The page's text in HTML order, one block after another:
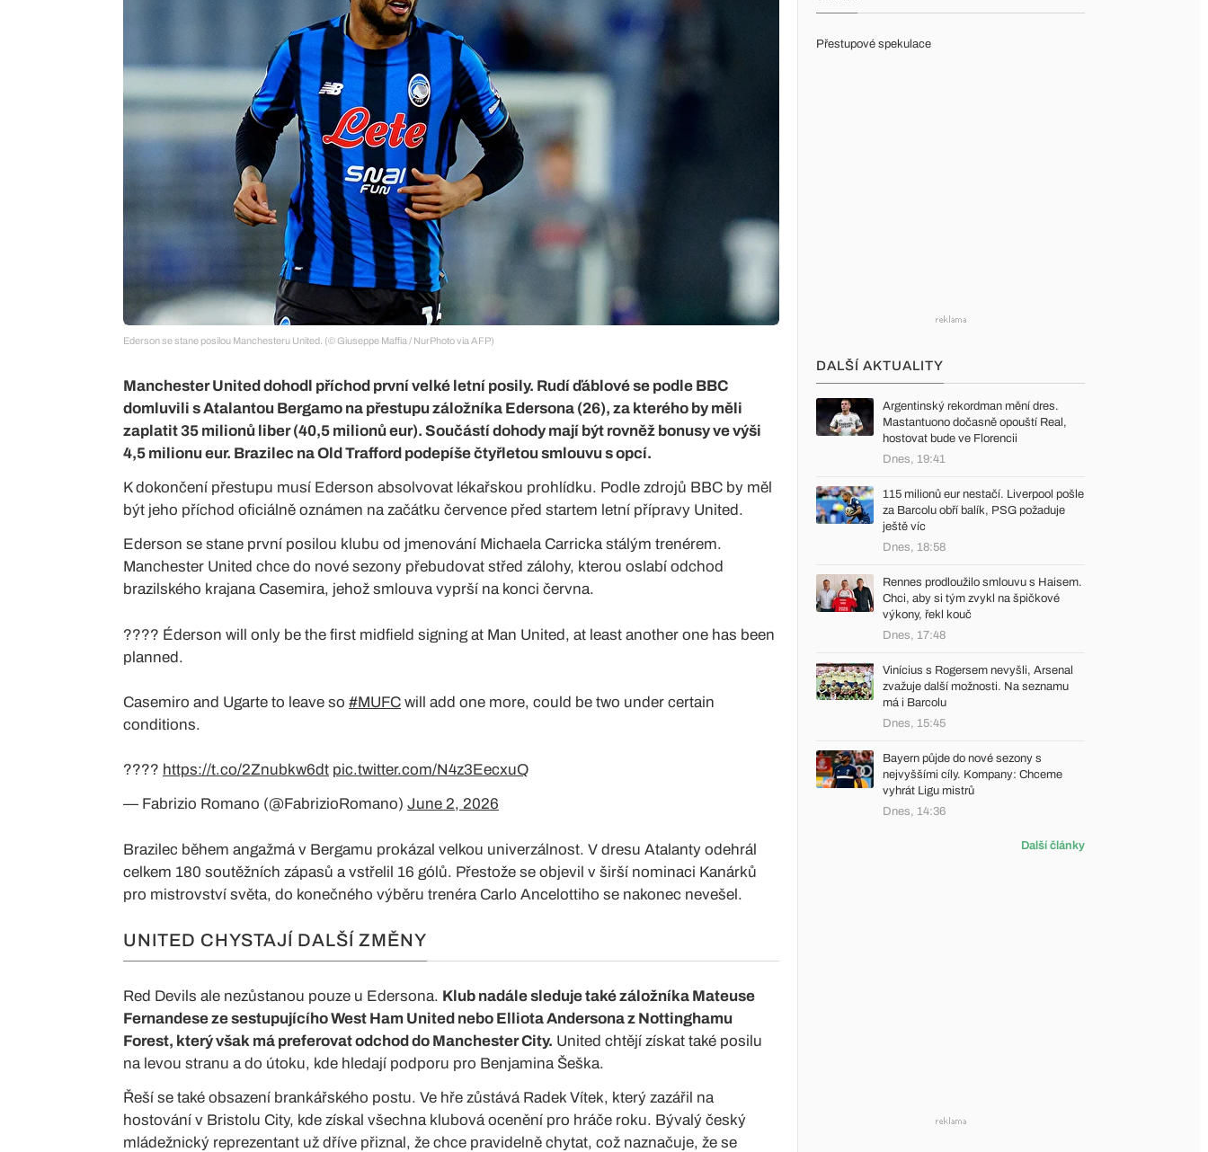
Ederson se stane posilou Manchesteru United. (© Giuseppe Maffia / NurPhoto via AFP)
Manchester United dohodl příchod první velké letní posily. Rudí ďáblové se podle BBC
domluvili s Atalantou Bergamo na přestupu záložníka Edersona (26), za kterého by měli
zaplatit 35 milionů liber (40,5 milionů eur). Součástí dohody mají být rovněž bonusy ve výši
4,5 milionu eur. Brazilec na Old Trafford podepíše čtyřletou smlouvu s opcí.
K dokončení přestupu musí Ederson absolvovat lékařskou prohlídku. Podle zdrojů BBC by měl
být jeho příchod oficiálně oznámen na začátku července před startem letní přípravy United.
Ederson se stane první posilou klubu od jmenování Michaela Carricka stálým trenérem.
Manchester United chce do nové sezony přebudovat střed zálohy, kterou oslabí odchod
brazilského krajana Casemira, jehož smlouva vyprší na konci června.
???? Éderson will only be the first midfield signing at Man United, at least another one has been
planned.
Casemiro and Ugarte to leave so #MUFC will add one more, could be two under certain
conditions.
???? https://t.co/2Znubkw6dt pic.twitter.com/N4z3EecxuQ
— Fabrizio Romano (@FabrizioRomano) June 2, 2026
Brazilec během angažmá v Bergamu prokázal velkou univerzálnost. V dresu Atalanty odehrál
celkem 180 soutěžních zápasů a vstřelil 16 gólů. Přestože se objevil v širší nominaci Kanárků
pro mistrovství světa, do konečného výběru trenéra Carlo Ancelottiho se nakonec nevešel.
UNITED CHYSTAJÍ DALŠÍ ZMĚNY
Red Devils ale nezůstanou pouze u Edersona. Klub nadále sleduje také záložníka Mateuse
Fernandese ze sestupujícího West Ham United nebo Elliota Andersona z Nottinghamu
Forest, který však má preferovat odchod do Manchester City. United chtějí získat také posilu
na levou stranu a do útoku, kde hledají podporu pro Benjamina Šeška.
Řeší se také obsazení brankářského postu. Ve hře zůstává Radek Vítek, který zazářil na
hostování v Bristolu City, kde získal všechna klubová ocenění pro hráče roku. Bývalý český
mládežnický reprezentant už dříve přiznal, že chce pravidelně chytat, což naznačuje, že se
Přestupové spekulace
DALŠÍ AKTUALITY
Argentinský rekordman mění dres.
Mastantuono dočasně opouští Real,
hostovat bude ve Florencii
Dnes, 19:41
115 milionů eur nestačí. Liverpool pošle
za Barcolu obří balík, PSG požaduje
ještě víc
Dnes, 18:58
Rennes prodloužilo smlouvu s Haisem.
Chci, aby si tým zvykl na špičkové
výkony, řekl kouč
Dnes, 17:48
Vinícius s Rogersem nevyšli, Arsenal
zvažuje další možnosti. Na seznamu
má i Barcolu
Dnes, 15:45
Bayern půjde do nové sezony s
nejvyššími cíly. Kompany: Chceme
vyhrát Ligu mistrů
Dnes, 14:36
Další články